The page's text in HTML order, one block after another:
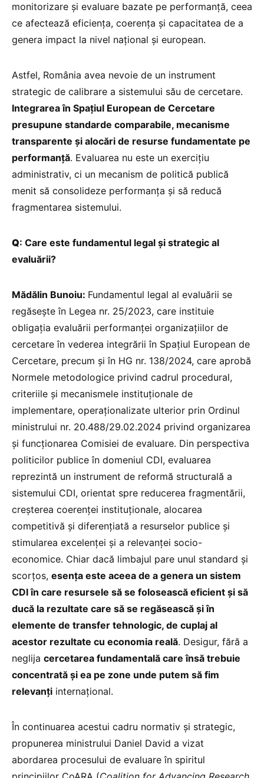
monitorizare și evaluare bazate pe performanță, ceea
ce afectează eficiența, coerența și capacitatea de a
genera impact la nivel național și european.
Astfel, România avea nevoie de un instrument
strategic de calibrare a sistemului său de cercetare.
Integrarea în Spațiul European de Cercetare
presupune standarde comparabile, mecanisme
transparente și alocări de resurse fundamentate pe
performanță. Evaluarea nu este un exercițiu
administrativ, ci un mecanism de politică publică
menit să consolideze performanța și să reducă
fragmentarea sistemului.
Q: Care este fundamentul legal și strategic al
evaluării?
Mădălin Bunoiu: Fundamentul legal al evaluării se
regăsește în Legea nr. 25/2023, care instituie
obligația evaluării performanței organizațiilor de
cercetare în vederea integrării în Spațiul European de
Cercetare, precum și în HG nr. 138/2024, care aprobă
Normele metodologice privind cadrul procedural,
criteriile și mecanismele instituționale de
implementare, operaționalizate ulterior prin Ordinul
ministrului nr. 20.488/29.02.2024 privind organizarea
și funcționarea Comisiei de evaluare. Din perspectiva
politicilor publice în domeniul CDI, evaluarea
reprezintă un instrument de reformă structurală a
sistemului CDI, orientat spre reducerea fragmentării,
creșterea coerenței instituționale, alocarea
competitivă și diferențiată a resurselor publice și
stimularea excelenței și a relevanței socio-
economice. Chiar dacă limbajul pare unul standard și
scorțos, esența este aceea de a genera un sistem
CDI în care resursele să se folosească eficient și să
ducă la rezultate care să se regăsească și în
elemente de transfer tehnologic, de cuplaj al
acestor rezultate cu economia reală. Desigur, fără a
neglija cercetarea fundamentală care însă trebuie
concentrată și ea pe zone unde putem să fim
relevanți internațional.
În continuarea acestui cadru normativ și strategic,
propunerea ministrului Daniel David a vizat
abordarea procesului de evaluare în spiritul